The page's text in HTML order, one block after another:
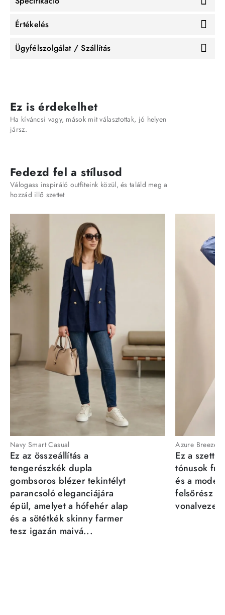
Értékelés
Ügyfélszolgálat / Szállítás
Ez is érdekelhet
Ha kíváncsi vagy, mások mit választottak, jó helyen
jársz.
Fedezd fel a stílusod
Válogass inspiráló outfiteink közül, és találd meg a
hozzád illő szettet
Navy Smart Casual
Ez az összeállítás a
tengerészkék dupla
gombsoros blézer tekintélyt
parancsoló eleganciájára
épül, amelyet a hófehér alap
és a sötétkék skinny farmer
tesz igazán maivá...
Azure Breeze
Ez a szett
tónusok
és a
felsőrész